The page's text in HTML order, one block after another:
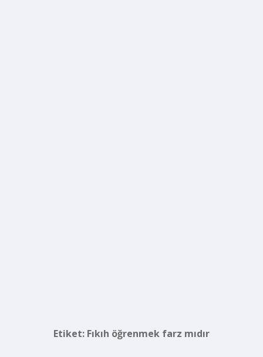
Etiket: Fıkıh öğrenmek farz mıdır